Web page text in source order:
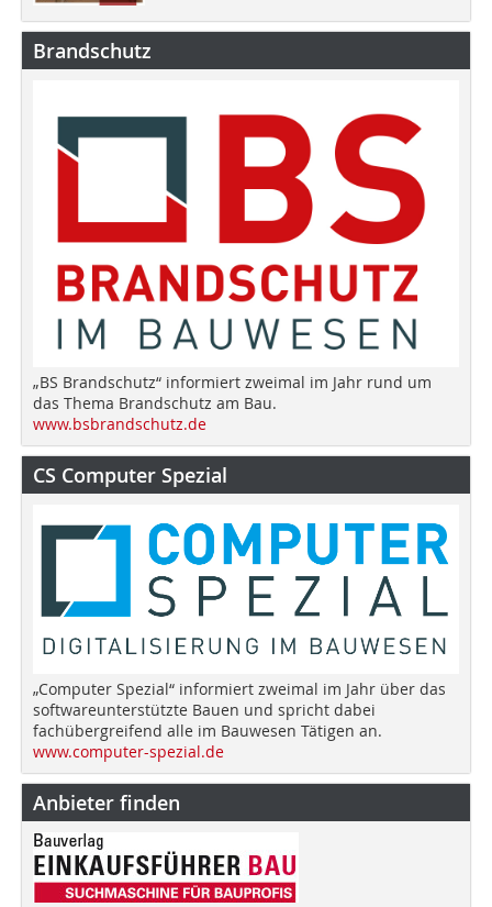
Brandschutz
„BS Brandschutz“ informiert zweimal im Jahr rund um
das Thema Brandschutz am Bau.
www.bsbrandschutz.de
CS Computer Spezial
„Computer Spezial“ informiert zweimal im Jahr über das
softwareunterstützte Bauen und spricht dabei
fachübergreifend alle im Bauwesen Tätigen an.
www.computer-spezial.de
Anbieter finden